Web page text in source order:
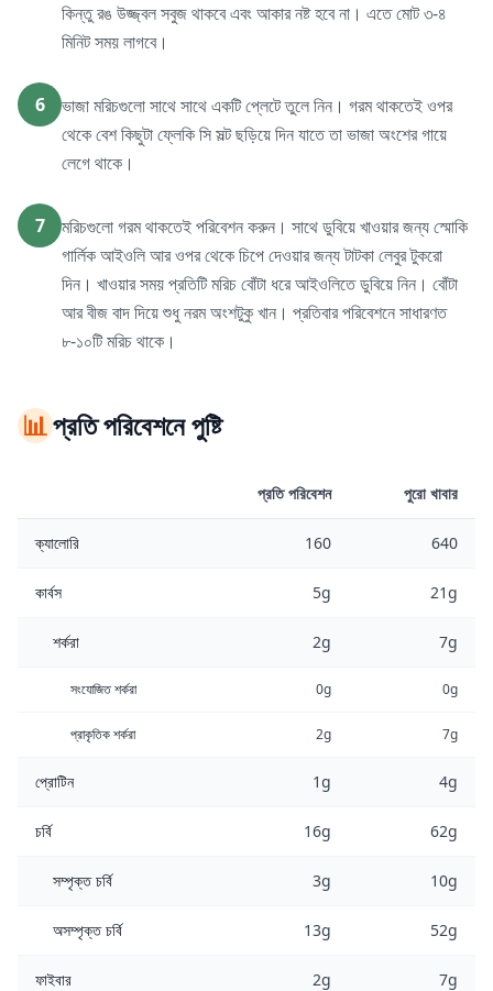
কিন্তু রঙ উজ্জ্বল সবুজ থাকবে এবং আকার নষ্ট হবে না। এতে মোট ৩-৪
মিনিট সময় লাগবে।
6
ভাজা মরিচগুলো সাথে সাথে একটি প্লেটে তুলে নিন। গরম থাকতেই ওপর
থেকে বেশ কিছুটা ফ্লেকি সি সল্ট ছড়িয়ে দিন যাতে তা ভাজা অংশের গায়ে
লেগে থাকে।
7
মরিচগুলো গরম থাকতেই পরিবেশন করুন। সাথে ডুবিয়ে খাওয়ার জন্য স্মোকি
গার্লিক আইওলি আর ওপর থেকে চিপে দেওয়ার জন্য টাটকা লেবুর টুকরো
দিন। খাওয়ার সময় প্রতিটি মরিচ বোঁটা ধরে আইওলিতে ডুবিয়ে নিন। বোঁটা
আর বীজ বাদ দিয়ে শুধু নরম অংশটুকু খান। প্রতিবার পরিবেশনে সাধারণত
৮-১০টি মরিচ থাকে।
📊প্রতি পরিবেশনে পুষ্টি
প্রতি পরিবেশন পুরো খাবার
ক্যালোরি 160 640
কার্বস 5g 21g
শর্করা 2g 7g
সংযোজিত শর্করা 0g 0g
প্রাকৃতিক শর্করা 2g 7g
প্রোটিন 1g 4g
চর্বি 16g 62g
সম্পৃক্ত চর্বি 3g 10g
অসম্পৃক্ত চর্বি 13g 52g
ফাইবার 2g 7g